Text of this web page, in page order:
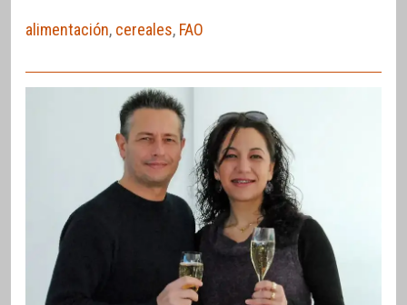
alimentación, cereales, FAO